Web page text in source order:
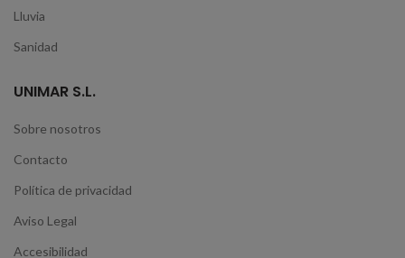
Lluvia
Sanidad
UNIMAR S.L.
Sobre nosotros
Contacto
Política de privacidad
Aviso Legal
Accesibilidad